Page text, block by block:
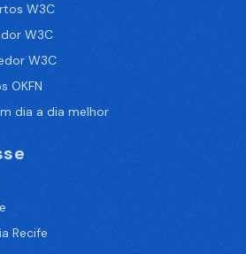
W3C
W3C
W3C
OKFN
dia a dia melhor
Recife